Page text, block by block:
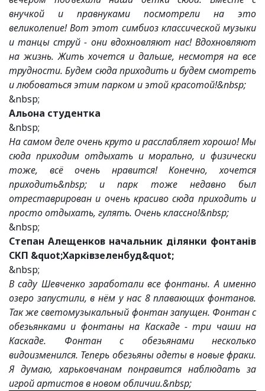
внучкой и правнуками посмотрели на это
великолепие! Вот этот симбиоз классической музыки
и танцы струй - они вдохновляют нас! Вдохновляют
на жизнь. Жить хочется и дальше, несмотря на все
трудности. Будем сюда приходить и будем смотреть
и любоваться этим парком и этой красотой!&nbsp;
&nbsp;
Альона студентка
&nbsp;
На самом деле очень круто и расслабляет хорошо! Мы
сюда приходим отдыхать и морально, и физически
тоже, всё очень нравится! Конечно, хочется
приходить&nbsp; и парк тоже недавно был
отреставрирован и очень красиво сюда приходить и
просто отдыхать, гулять. Очень классно!&nbsp;
&nbsp;
Степан Алещенков начальник ділянки фонтанів
СКП &quot;Харківзеленбуд&quot;
&nbsp;
В саду Шевченко заработали все фонтаны. А именно
озеро запустили, в нём у нас 8 плавающих фонтанов.
Так же светомузыкальный фонтан запущен. Фонтан с
обезьянками и фонтаны на Каскаде - три чаши на
Каскаде. Фонтан с обезьянами несколько
видоизменился. Теперь обезьяны одеты в новые фраки.
Я думаю, харьковчанам понравится наблюдать за
игрой артистов в новом обличии.&nbsp;